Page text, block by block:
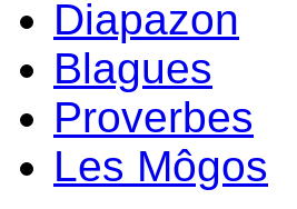
Diapazon
Blagues
Proverbes
Les Môgos